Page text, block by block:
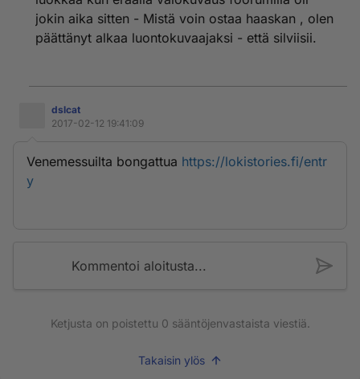
jokin aika sitten - Mistä voin ostaa haaskan , olen
päättänyt alkaa luontokuvaajaksi - että silviisii.
dslcat
2017-02-12 19:41:09
Venemessuilta bongattua https://lokistories.fi/entr
y
Kommentoi aloitusta...
Ketjusta on poistettu 0 sääntöjenvastaista viestiä.
Takaisin ylös